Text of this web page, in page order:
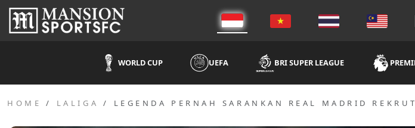
WORLD CUP UEFA BRI SUPER LEAGUE
HOME LALIGA LEGENDA PERNAH SARANKAN REAL MADRID